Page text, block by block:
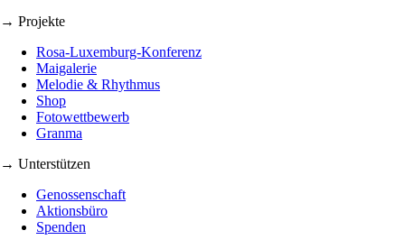
→ Projekte
Rosa-Luxemburg-Konferenz
Maigalerie
Melodie & Rhythmus
Shop
Fotowettbewerb
Granma
→ Unterstützen
Genossenschaft
Aktionsbüro
Spenden